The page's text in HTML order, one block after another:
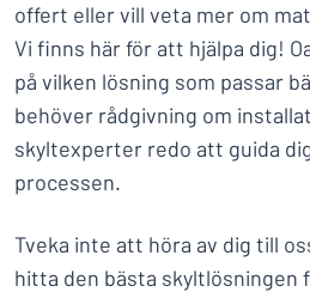
offert eller vill veta mer om
Vi finns här för att hjälpa dig!
på vilken lösning som passar
behöver rådgivning om
skyltexperter redo att guida
processen.
Tveka inte att höra av dig till
hitta den bästa skyltlösningen